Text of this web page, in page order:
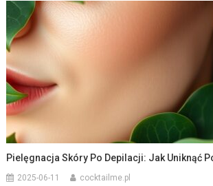
Pielęgnacja Skóry Po Depilacji: Jak Uniknąć
2025-06-11 cocktailme.pl